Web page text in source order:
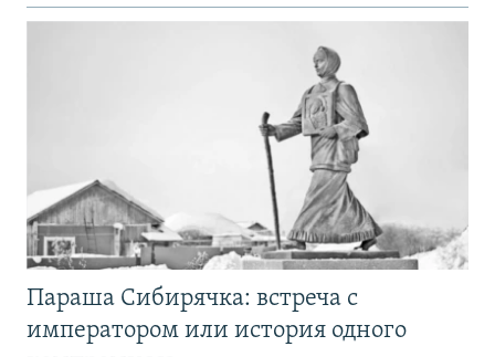
Параша Сибирячка: встреча с
императором или история одного